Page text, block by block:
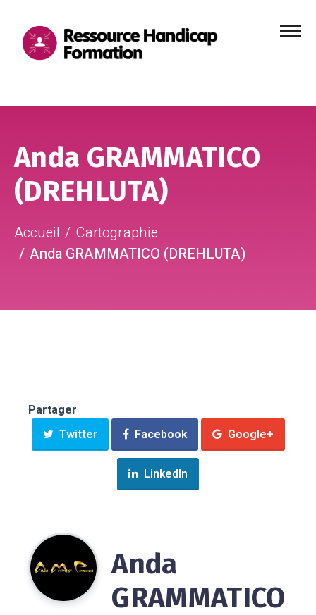
Menu
Anda GRAMMATICO
(DREHLUTA)
Accueil
Cartographie
Anda GRAMMATICO (DREHLUTA)
Partager
Twitter
Facebook Google+
LinkedIn
Anda
GRAMMATICO